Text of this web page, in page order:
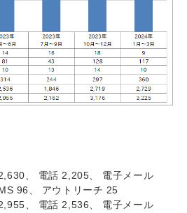
、 電話 2,205、 電子メール
96、 アウトリーチ 25
、 電話 2,536、 電子メール